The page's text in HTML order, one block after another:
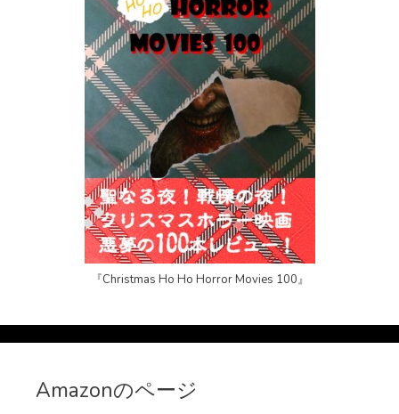
『Christmas Ho Ho Horror Movies 100』
Amazonのページ